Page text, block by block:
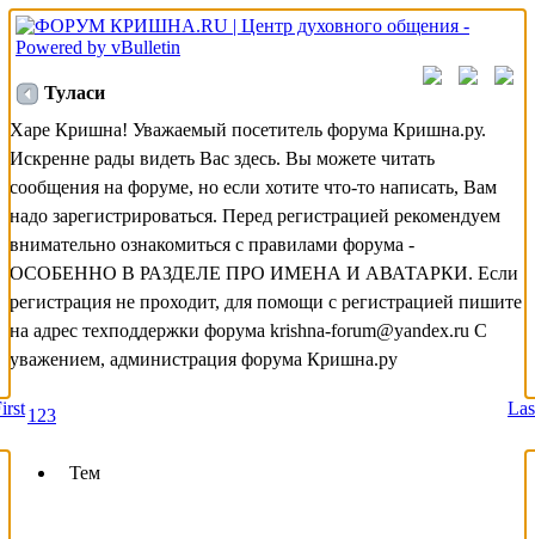
Туласи
Харе Кришна! Уважаемый посетитель форума Кришна.ру.
Искренне рады видеть Вас здесь. Вы можете читать
сообщения на форуме, но если хотите что-то написать, Вам
надо зарегистрироваться. Перед регистрацией рекомендуем
внимательно ознакомиться с правилами форума -
ОСОБЕННО В РАЗДЕЛЕ ПРО ИМЕНА И АВАТАРКИ. Если
регистрация не проходит, для помощи с регистрацией пишите
на адрес техподдержки форума krishna-forum@yandex.ru С
уважением, администрация форума Кришна.ру
1 23
Тем